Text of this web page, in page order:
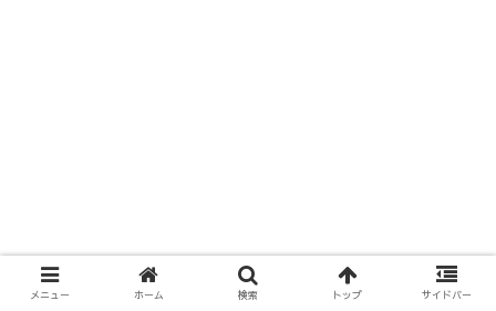
メニュー ホーム 検索 トップ サイドバー